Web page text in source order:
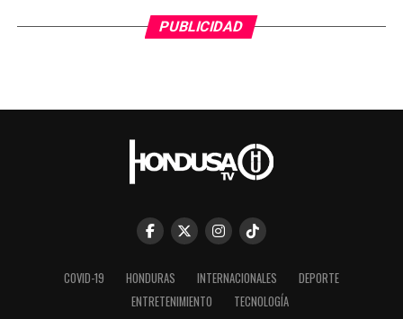
PUBLICIDAD
COVID-19 HONDURAS INTERNACIONALES
DEPORTE
ENTRETENIMIENTO
TECNOLOGÍA